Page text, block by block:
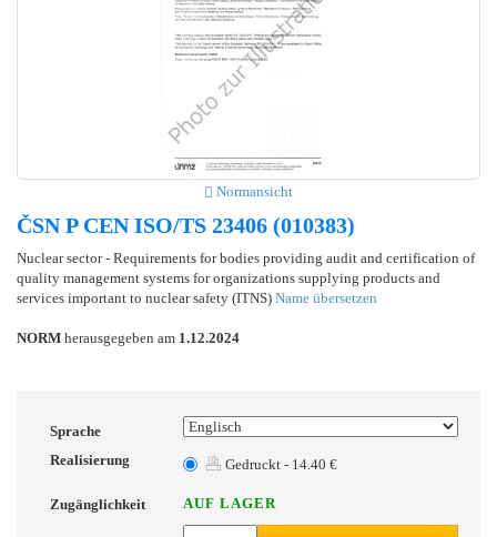
Normansicht
ČSN P CEN ISO/TS 23406 (010383)
Nuclear sector - Requirements for bodies providing audit and certification of
quality management systems for organizations supplying products and
services important to nuclear safety (ITNS) Name übersetzen
NORM herausgegeben am 1.12.2024
Sprache
Realisierung
Gedruckt - 14.40 €
Zugänglichkeit AUF LAGER